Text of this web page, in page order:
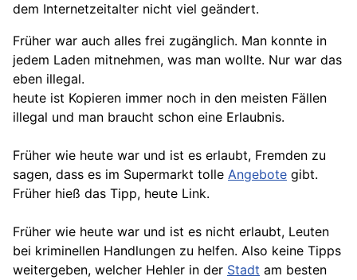
dem Internetzeitalter nicht viel geändert.
Früher war auch alles frei zugänglich. Man konnte in
jedem Laden mitnehmen, was man wollte. Nur war das
eben illegal.
heute ist Kopieren immer noch in den meisten Fällen
illegal und man braucht schon eine Erlaubnis.
Früher wie heute war und ist es erlaubt, Fremden zu
sagen, dass es im Supermarkt tolle Angebote gibt.
Früher hieß das Tipp, heute Link.
Früher wie heute war und ist es nicht erlaubt, Leuten
bei kriminellen Handlungen zu helfen. Also keine Tipps
weitergeben, welcher Hehler in der Stadt am besten